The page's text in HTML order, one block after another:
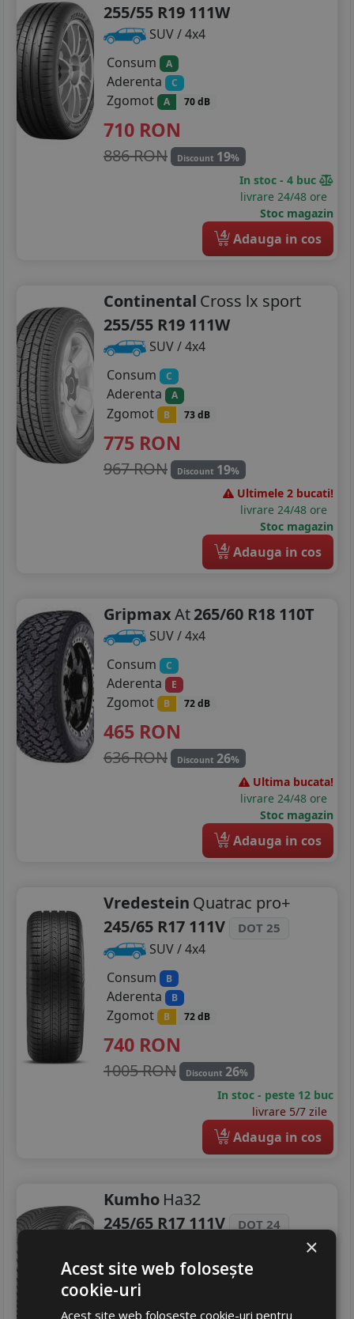
255/55 R19 111W
SUV / 4x4
Consum
A
Aderenta C
Zgomot A 70 dB
710 RON
886 RON Discount 19%
In stoc - 4 buc
livrare 24/48 ore
Stoc magazin
4 Adauga in cos
Continental Cross lx sport
255/55 R19 111W
SUV / 4x4
Consum
C
Aderenta A
Zgomot B 73 dB
775 RON
967 RON Discount 19%
Ultimele 2 bucati!
livrare 24/48 ore
Stoc magazin
4 Adauga in cos
GripmaxAt265/60 R18 110T
SUV / 4x4
Consum
C
Aderenta E
Zgomot B 72 dB
465 RON
636 RON Discount 26%
Ultima bucata!
livrare 24/48 ore
Stoc magazin
4 Adauga in cos
Vredestein Quatrac pro+
245/65 R17 111V
DOT 25
SUV / 4x4
Consum
B
Aderenta B
Zgomot B 72 dB
740 RON
1005 RON Discount 26%
In stoc - peste 12 buc
livrare 5/7 zile
4 Adauga in cos
Kumho Ha32
245/65 R17 111V
DOT 24
Consum C
Aderenta
Zgomot B 72 dB
×
Acest site web folosește
cookie-uri
Acest site web folosește cookie-uri pentru